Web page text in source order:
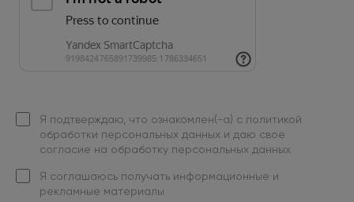
Я подтверждаю, что ознакомлен(-а) с политикой
обработки персональных данных и даю свое
согласие на обработку персональных данных
Я соглашаюсь получать информационные и
рекламные материалы